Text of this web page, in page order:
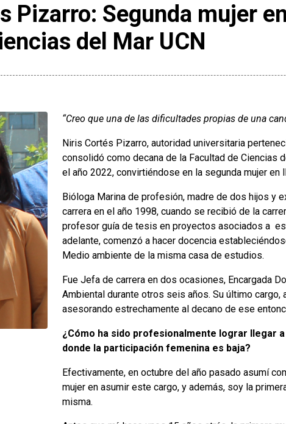
Pizarro: Segunda mujer
del Mar UCN
“Creo que una de las dificultades propias de una
Niris Cortés Pizarro, autoridad universitaria
consolidó como decana de la Facultad de Ciencias
el año 2022, convirtiéndose en la segunda mujer en
Bióloga Marina de profesión, madre de dos hijos y
carrera en el año 1998, cuando se recibió de la
profesor guía de tesis en proyectos asociados a
adelante, comenzó a hacer docencia
Medio ambiente de la misma casa de estudios.
Fue Jefa de carrera en dos ocasiones, Encargada
Ambiental durante otros seis años. Su último
asesorando estrechamente al decano de ese
¿Cómo ha sido profesionalmente lograr llegar
donde la participación femenina es baja?
Efectivamente, en octubre del año pasado asumí
mujer en asumir este cargo, y además, soy la
misma.